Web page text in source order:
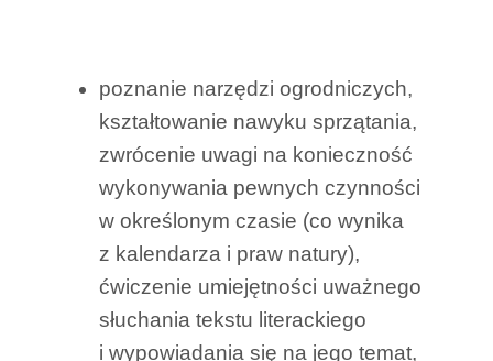
poznanie narzędzi ogrodniczych,
kształtowanie nawyku sprzątania,
zwrócenie uwagi na konieczność
wykonywania pewnych czynności
w określonym czasie (co wynika
z kalendarza i praw natury),
ćwiczenie umiejętności uważnego
słuchania tekstu literackiego
i wypowiadania się na jego temat,